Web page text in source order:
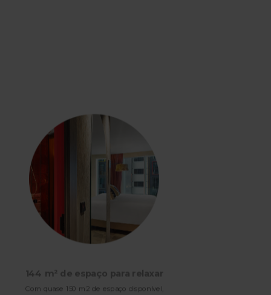
144 m² de espaço para relaxar
Com quase 150 m2 de espaço disponível,